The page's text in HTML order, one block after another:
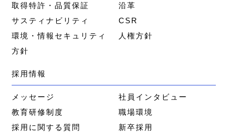
取得特許・品質保証
沿革
サスティナビリティ
CSR
環境・情報セキュリティ
方針
人権方針
採用情報
メッセージ
社員インタビュー
教育研修制度
職場環境
採用に関する質問
新卒採用